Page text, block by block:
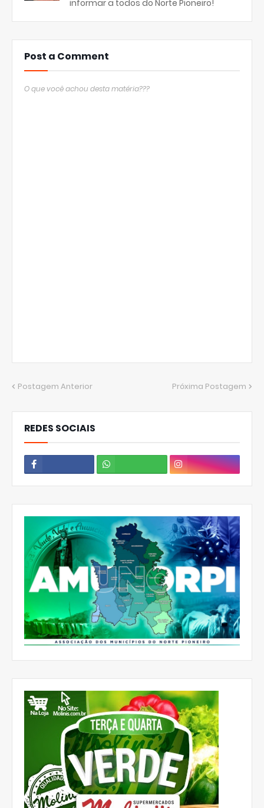
informar a todos do Norte Pioneiro!
Post a Comment
O que você achou desta matéria???
Postagem Anterior Próxima Postagem
REDES SOCIAIS